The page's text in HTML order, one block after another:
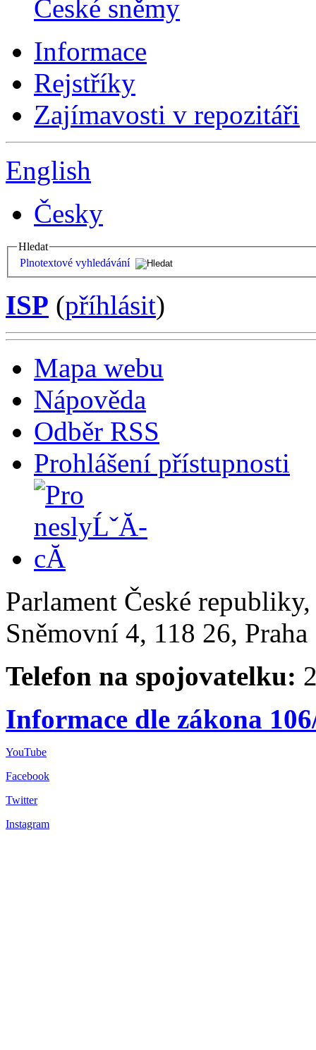
České sněmy
Informace
Rejstříky
Zajímavosti v repozitáři
English
Česky
Hledat
Plnotextové vyhledávání
ISP (příhlásit)
Mapa webu
Nápověda
Odběr RSS
Prohlášení přístupnosti
Parlament České
Sněmovní 4, 118 26,
Telefon na spojovatelku:
Informace dle zákona
YouTube
Facebook
Twitter
Instagram